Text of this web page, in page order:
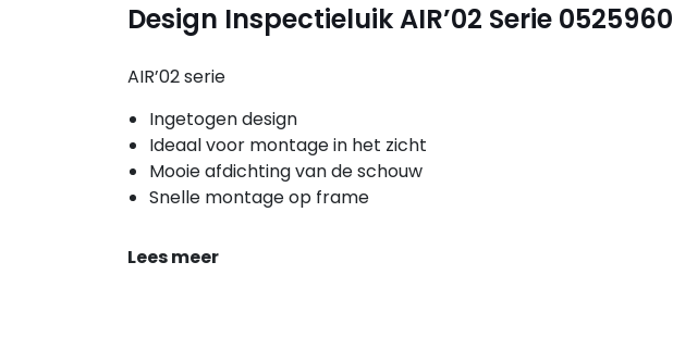
Design Inspectieluik AIR’02 Serie 0525960
AIR’02 serie
Ingetogen design
Ideaal voor montage in het zicht
Mooie afdichting van de schouw
Snelle montage op frame
Lees meer